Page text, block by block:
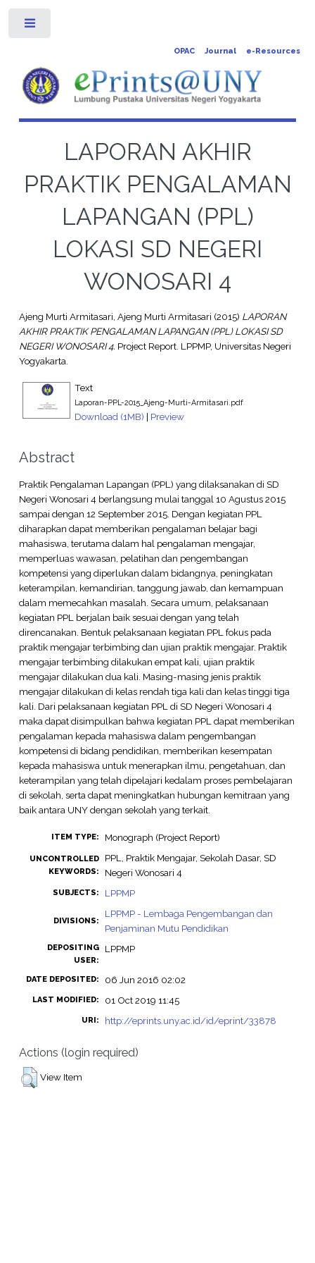
OPAC Journal e-Resources
LAPORAN AKHIR
PRAKTIK PENGALAMAN
LAPANGAN (PPL)
LOKASI SD NEGERI
WONOSARI 4
Ajeng Murti Armitasari, Ajeng Murti Armitasari (2015) LAPORAN
AKHIR PRAKTIK PENGALAMAN LAPANGAN (PPL) LOKASI SD
NEGERI WONOSARI 4. Project Report. LPPMP, Universitas Negeri
Yogyakarta.
Text
Laporan-PPL-2015_Ajeng-Murti-Armitasari.pdf
Download (1MB) | Preview
Abstract
Praktik Pengalaman Lapangan (PPL) yang dilaksanakan di SD
Negeri Wonosari 4 berlangsung mulai tanggal 10 Agustus 2015
sampai dengan 12 September 2015. Dengan kegiatan PPL
diharapkan dapat memberikan pengalaman belajar bagi
mahasiswa, terutama dalam hal pengalaman mengajar,
memperluas wawasan, pelatihan dan pengembangan
kompetensi yang diperlukan dalam bidangnya, peningkatan
keterampilan, kemandirian, tanggung jawab, dan kemampuan
dalam memecahkan masalah. Secara umum, pelaksanaan
kegiatan PPL berjalan baik sesuai dengan yang telah
direncanakan. Bentuk pelaksanaan kegiatan PPL fokus pada
praktik mengajar terbimbing dan ujian praktik mengajar. Praktik
mengajar terbimbing dilakukan empat kali, ujian praktik
mengajar dilakukan dua kali. Masing-masing jenis praktik
mengajar dilakukan di kelas rendah tiga kali dan kelas tinggi tiga
kali. Dari pelaksanaan kegiatan PPL di SD Negeri Wonosari 4
maka dapat disimpulkan bahwa kegiatan PPL dapat memberikan
pengalaman kepada mahasiswa dalam pengembangan
kompetensi di bidang pendidikan, memberikan kesempatan
kepada mahasiswa untuk menerapkan ilmu, pengetahuan, dan
keterampilan yang telah dipelajari kedalam proses pembelajaran
di sekolah, serta dapat meningkatkan hubungan kemitraan yang
baik antara UNY dengan sekolah yang terkait.
ITEM TYPE: Monograph (Project Report)
UNCONTROLLED
KEYWORDS:
PPL, Praktik Mengajar, Sekolah Dasar, SD
Negeri Wonosari 4
SUBJECTS: LPPMP
DIVISIONS:
LPPMP - Lembaga Pengembangan dan
Penjaminan Mutu Pendidikan
DEPOSITING
USER:
LPPMP
DATE DEPOSITED: 06 Jun 2016 02:02
LAST MODIFIED: 01 Oct 2019 11:45
URI: http://eprints.uny.ac.id/id/eprint/33878
Actions (login required)
View Item